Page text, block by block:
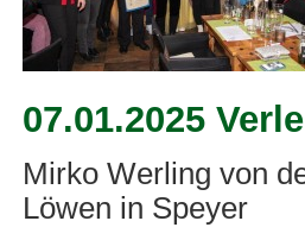
07.01.2025
Mirko Werling von
Löwen in Speyer